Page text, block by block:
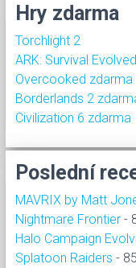
Hry zdarma
Torchlight 2
ARK: Survival
Overcooked zdarma
Borderlands 2
Civilization 6 zdarma
Poslední
MAVRIX by Matt
Nightmare Frontier -
Halo Campaign
Splatoon Raiders -